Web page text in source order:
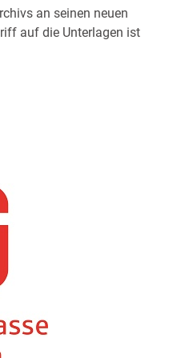
an seinen neuen
auf die Unterlagen ist